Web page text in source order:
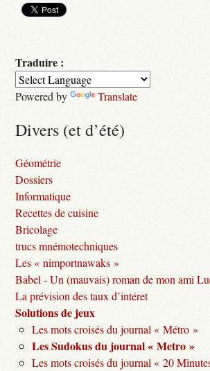
Traduire :
Powered by Translate
Divers (et d’été)
Géométrie
Dossiers
Informatique
Recettes de cuisine
Bricolage
trucs mnémotechniques
Les « nimportnawaks »
Babel - Un (mauvais) roman de mon ami
La prévision des taux d’intéret
Solutions de jeux
Les mots croisés du journal « Métro »
Les Sudokus du journal « Metro »
Les mots croisés du journal « 20